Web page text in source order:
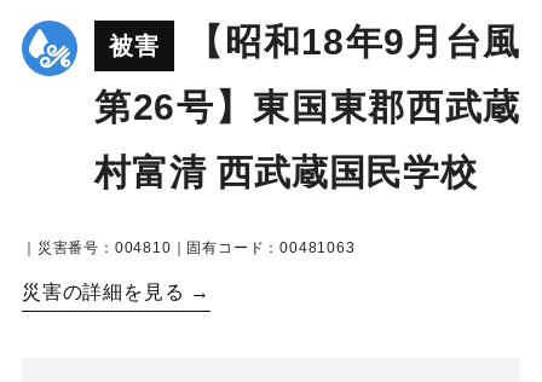
被害
【昭和18年9月台風
第26号】東国東郡西武蔵
村富清 西武蔵国民学校
｜災害番号：004810｜固有コード：00481063
災害の詳細を見る →